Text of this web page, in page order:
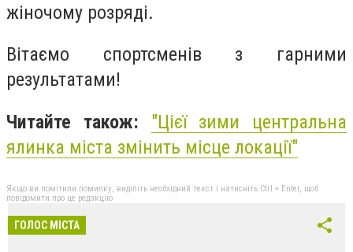
жіночому розряді.
Вітаємо спортсменів з гарними
результатами!
Читайте також: "Цієї зими центральна
ялинка міста змінить місце локації"
Якщо ви помітили помилку, виділіть необхідний текст і натисніть Ctrl + Enter, щоб
повідомити про це редакцію
ГОЛОС МІСТА